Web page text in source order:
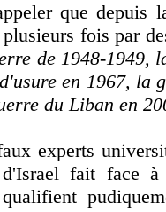
que depuis
fois par
de 1948-1949,
en 1967, la
du Liban en
experts
fait face